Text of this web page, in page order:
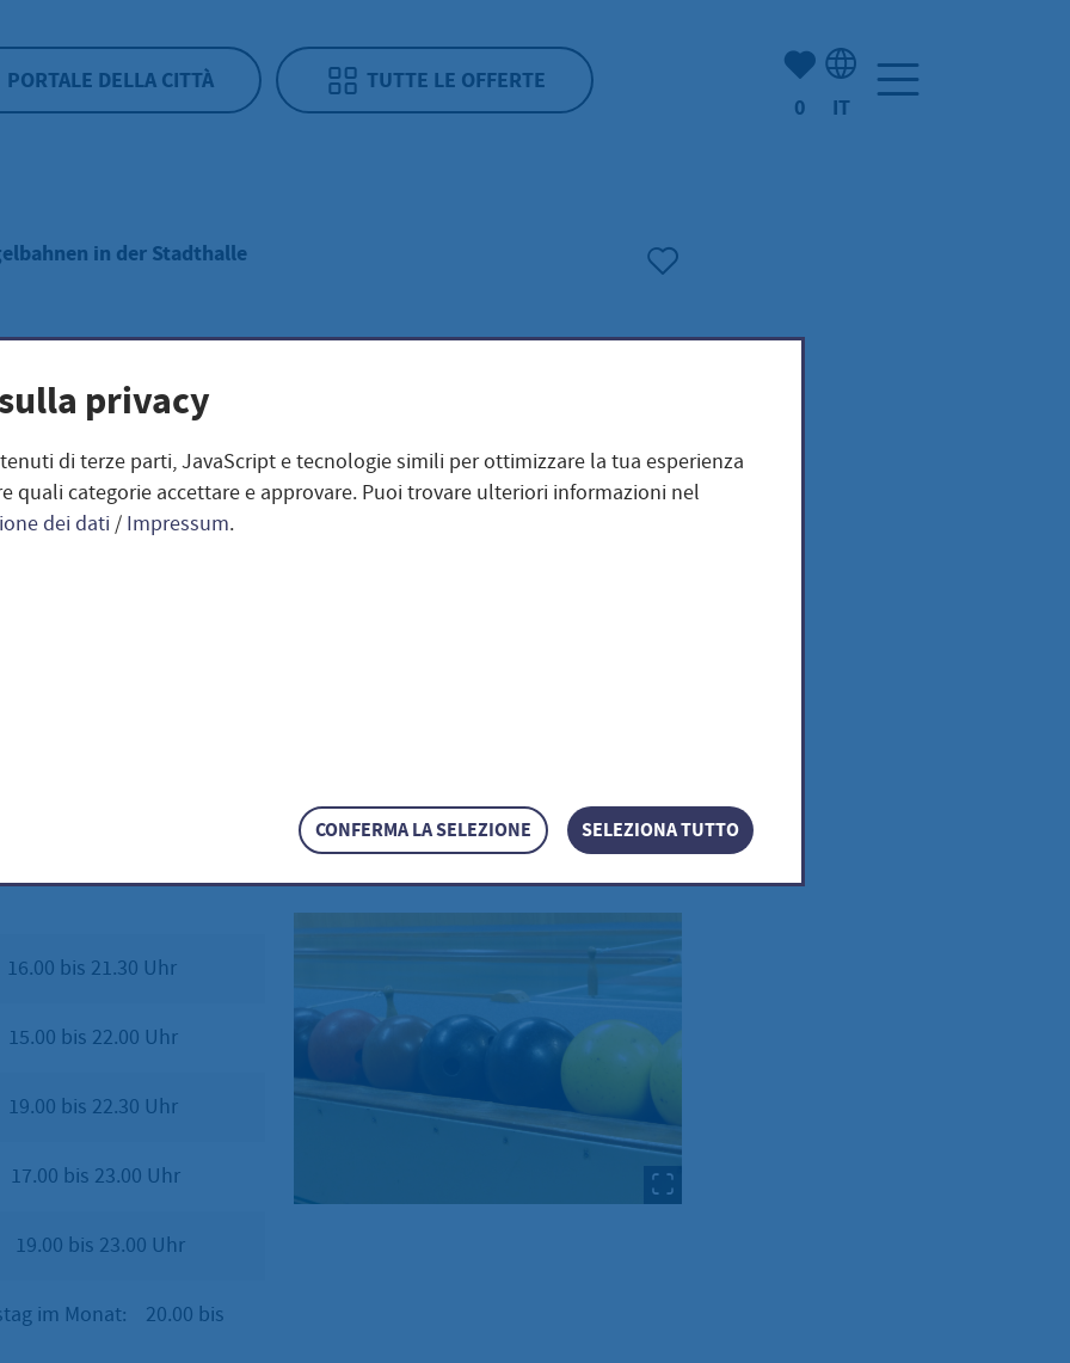
PORTALE DELLA CITTÀ TUTTE LE OFFERTE
(Mio) Hofheim:
0 IT
in der Stadthalle
in der
Informationen unter:
29 81 33
bis 21.30 Uhr
bis 22.00 Uhr
bis 22.30 Uhr
bis 23.00 Uhr
bis 23.00 Uhr
im Monat: 20.00 bis
privacy
di terze parti, JavaScript e tecnologie simili per ottimizzare la tua esperienza
quali categorie accettare e approvare. Puoi trovare ulteriori informazioni nel
dei dati / Impressum.
CONFERMA LA SELEZIONE SELEZIONA TUTTO